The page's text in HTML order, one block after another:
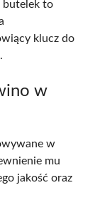
butelek to
klucz do
w
w
mu
jakość oraz